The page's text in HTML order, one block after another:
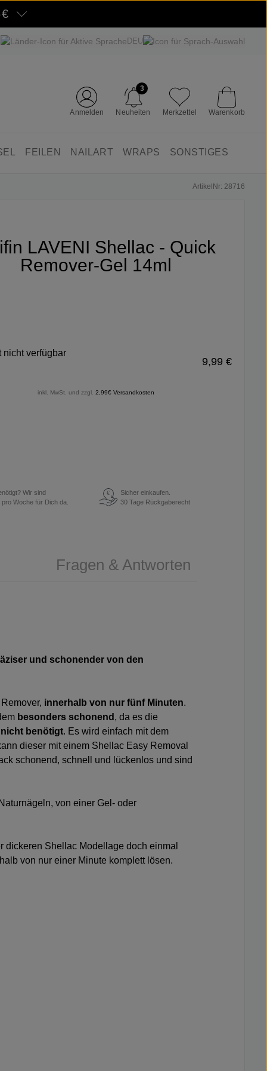
DEU
Anmelden Neuheiten
3
Merkzettel Warenkorb
FEILEN NAILART WRAPS SONSTIGES
ArtikelNr: 28716
LAVENI Shellac - Quick
Remover-Gel 14ml
verfügbar
9,99 €
inkl. MwSt. und zzgl. 2,99€ Versandkosten
Wir sind
pro Woche für Dich da.
€
Sicher einkaufen.
30 Tage Rückgaberecht
Fragen & Antworten
und schonender von den
innerhalb von nur fünf Minuten.
besonders schonend , da es die
benötigt. Es wird einfach mit dem
dieser mit einem Shellac Easy Removal
schonend, schnell und lückenlos und sind
von einer Gel- oder
dickeren Shellac Modellage doch einmal
von nur einer Minute komplett lösen.